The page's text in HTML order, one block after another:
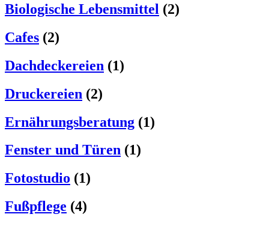
Biologische Lebensmittel (2)
Cafes (2)
Dachdeckereien (1)
Druckereien (2)
Ernährungsberatung (1)
Fenster und Türen (1)
Fotostudio (1)
Fußpflege (4)